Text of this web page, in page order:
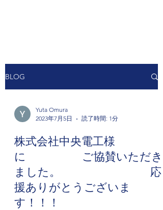
BLOG
Yuta Omura
2023年7月5日
読了時間: 1分
株式会社中央電工様
に ご協賛いただき
ました。 応
援ありがとうございま
す！！！